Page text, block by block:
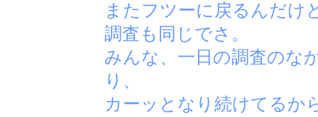
またフツーに戻るんだけ
調査も同じでさ。
みんな、一日の調査のな
り、
カーッとなり続けてるか